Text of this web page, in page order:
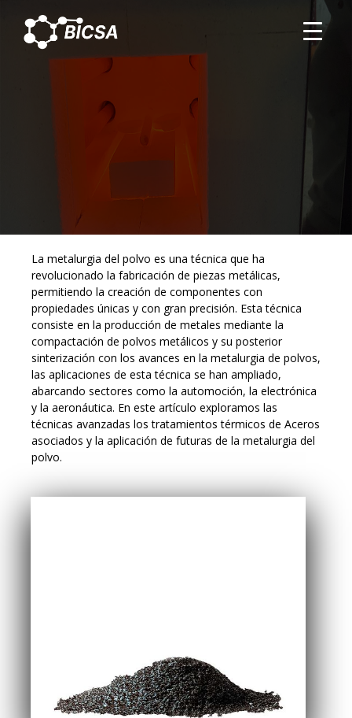
METALURGIA DEL
POLVO: TÉCNICAS
La metalurgia del polvo es una técnica que ha
revolucionado la fabricación de piezas metálicas,
permitiendo la creación de componentes con
propiedades únicas y con gran precisión. Esta técnica
consiste en la producción de metales mediante la
compactación de polvos metálicos y su posterior
sinterización con los avances en la metalurgia de polvos,
las aplicaciones de esta técnica se han ampliado,
abarcando sectores como la automoción, la electrónica
y la aeronáutica. En este artículo exploramos las
técnicas avanzadas los tratamientos térmicos de Aceros
asociados y la aplicación de futuras de la metalurgia del
polvo.